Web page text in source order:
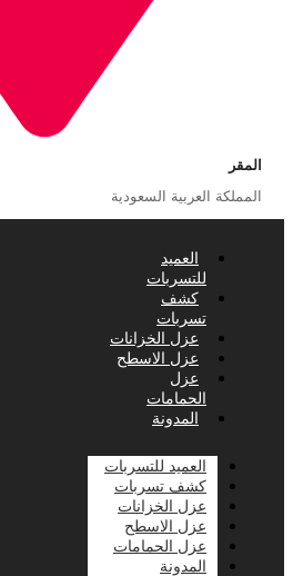
المقر
المملكة العربية السعودية
العميد
للتسربات
كشف
تسربات
عزل الخزانات
عزل الاسطح
عزل
الحمامات
المدونة
العميد للتسربات
كشف تسربات
عزل الخزانات
عزل الاسطح
عزل الحمامات
المدونة